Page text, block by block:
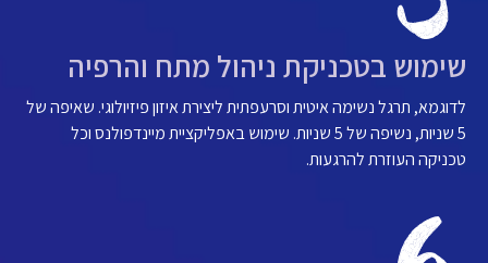
שימוש בטכניקת ניהול מתח והרפיה
לדוגמא, תרגל נשימה איטית וסרעפתית ליצירת איזון פיזיולוגי. שאיפה של
5 שניות, נשיפה של 5 שניות. שימוש באפליקציית מיינדפולנס וכל
טכניקה העוזרת להרגעות.